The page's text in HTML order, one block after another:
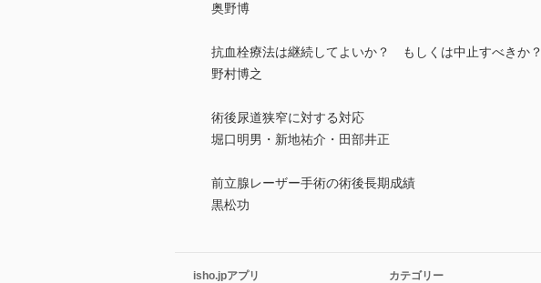
奥野博
抗血栓療法は継続してよいか？ もしくは中止すべきか？
野村博之
術後尿道狭窄に対する対応
堀口明男・新地祐介・田部井正
前立腺レーザー手術の術後長期成績
黒松功
isho.jpアプリ カテゴリー